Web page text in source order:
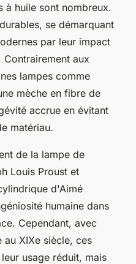
à huile sont nombreux.
se démarquant
par leur impact
aux
lampes comme
mèche en fibre de
accrue en évitant
matériau.
de la lampe de
Louis Proust et
d'Aimé
humaine dans
Cependant, avec
XIXe siècle, ces
usage réduit, mais